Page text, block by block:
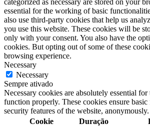
essential for the working of basic
also use third-party cookies that help us
you use this website. These cookies will be
only with your consent. You also have the
cookies. But opting out of some of these
browsing experience.
Necessary
Necessary
Sempre ativado
Necessary cookies are absolutely essential
function properly. These cookies ensure
security features of the website, anonymously.
Cookie
Duração